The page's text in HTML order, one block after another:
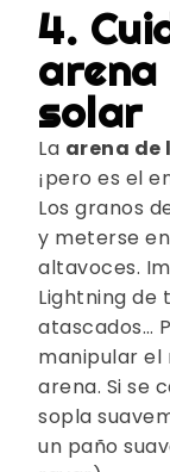
4.
arena
solar
La arena de
¡pero es el
Los granos
y meterse
altavoces.
Lightning de
atascados…
manipular el
arena. Si se
sopla
un paño